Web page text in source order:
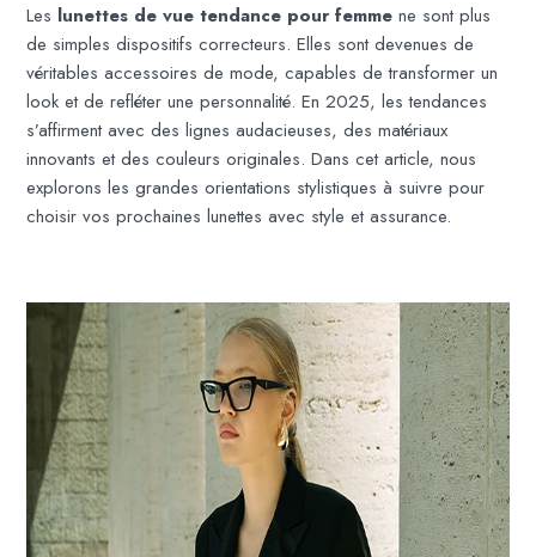
Les lunettes de vue tendance pour femme ne sont plus
de simples dispositifs correcteurs. Elles sont devenues de
véritables accessoires de mode, capables de transformer un
look et de refléter une personnalité. En 2025, les tendances
s’affirment avec des lignes audacieuses, des matériaux
innovants et des couleurs originales. Dans cet article, nous
explorons les grandes orientations stylistiques à suivre pour
choisir vos prochaines lunettes avec style et assurance.